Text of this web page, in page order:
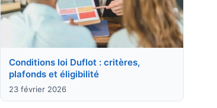
Conditions loi Duflot : critères,
plafonds et éligibilité
23 février 2026